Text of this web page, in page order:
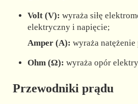
Volt (V): wyraża siłę
elektryczny i napięcie;
Amper (A): wyraża
Ohm (Ω): wyraża opór
Przewodniki prądu